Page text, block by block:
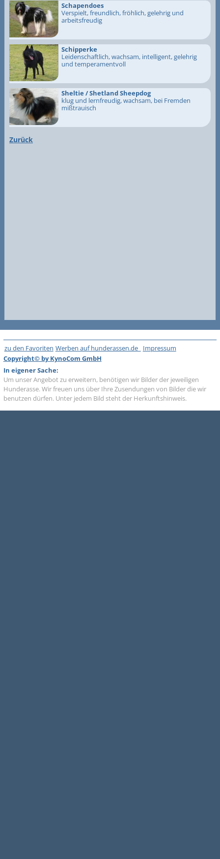
Schapendoes
Verspielt, freundlich, fröhlich, gelehrig und
arbeitsfreudig
Schipperke
Leidenschaftlich, wachsam, intelligent, gelehrig
und temperamentvoll
Sheltie / Shetland Sheepdog
klug und lernfreudig, wachsam, bei Fremden
mißtrauisch
Zurück
zu den Favoriten Werben auf hunderassen.de
Impressum
Copyright© by KynoCom GmbH
In eigener Sache:
Um unser Angebot zu erweitern, benötigen wir Bilder der jeweiligen
Hunderasse. Wir freuen uns über Ihre Zusendungen von Bilder die wir
benutzen dürfen. Unter jedem Bild steht der Herkunftshinweis.